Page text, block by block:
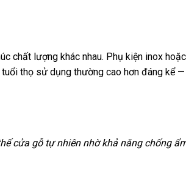
chất lượng khác nhau. Phụ kiện inox
thọ sử dụng thường cao hơn đáng kể
cửa gỗ tự nhiên nhờ khả năng chống